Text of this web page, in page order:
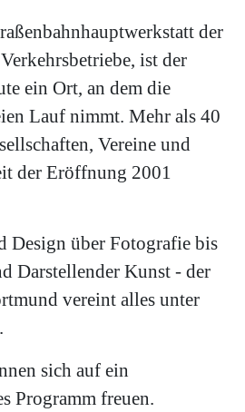
der
ist der
ein Ort, an dem die
Lauf nimmt. Mehr als 40
Vereine und
der Eröffnung 2001
Design über Fotografie bis
Darstellender Kunst - der
vereint alles unter
sich auf ein
Programm freuen.